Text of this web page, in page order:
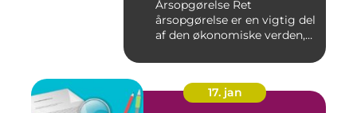
Årsopgørelse Ret
årsopgørelse er en vigtig del
af den økonomiske verden,
17. jan